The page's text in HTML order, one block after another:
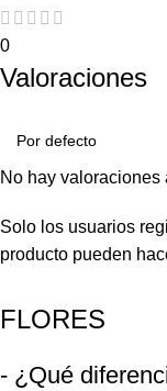
0
Valoraciones
No hay valoraciones
Solo los usuarios
producto pueden
FLORES
- ¿Qué